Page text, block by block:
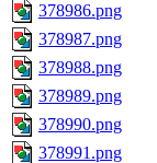
378986.png
378987.png
378988.png
378989.png
378990.png
378991.png